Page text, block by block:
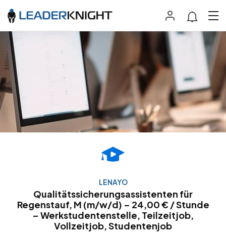
LENAYO
Qualitätssicherungsassistenten für
Regenstauf, M (m/w/d) – 24,00 € / Stunde
– Werkstudentenstelle, Teilzeitjob,
Vollzeitjob, Studentenjob